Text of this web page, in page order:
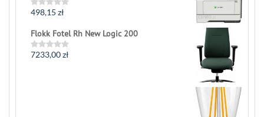
Rated
out
of
5
498,15 zł
Flokk Fotel Rh New Logic 200
Rated
7233,00zł